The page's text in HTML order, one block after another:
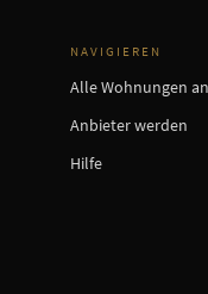
NAVIGIEREN
Alle Wohnungen
Anbieter werden
Hilfe